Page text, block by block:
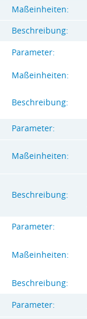
Maßeinheiten:
Beschreibung:
Parameter:
Maßeinheiten:
Beschreibung:
Parameter:
Maßeinheiten:
Beschreibung:
Parameter:
Maßeinheiten:
Beschreibung:
Parameter: